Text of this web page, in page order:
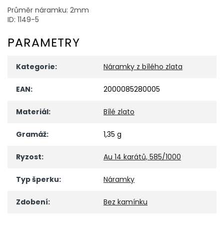
Průměr náramku: 2mm
ID: 1149-5
PARAMETRY
Kategorie: Náramky z bílého zlata
EAN: 2000085280005
Materiál: Bílé zlato
Gramáž: 1,35 g
Ryzost: Au 14 karátů, 585/1000
Typ šperku: Náramky
Zdobení: Bez kamínku